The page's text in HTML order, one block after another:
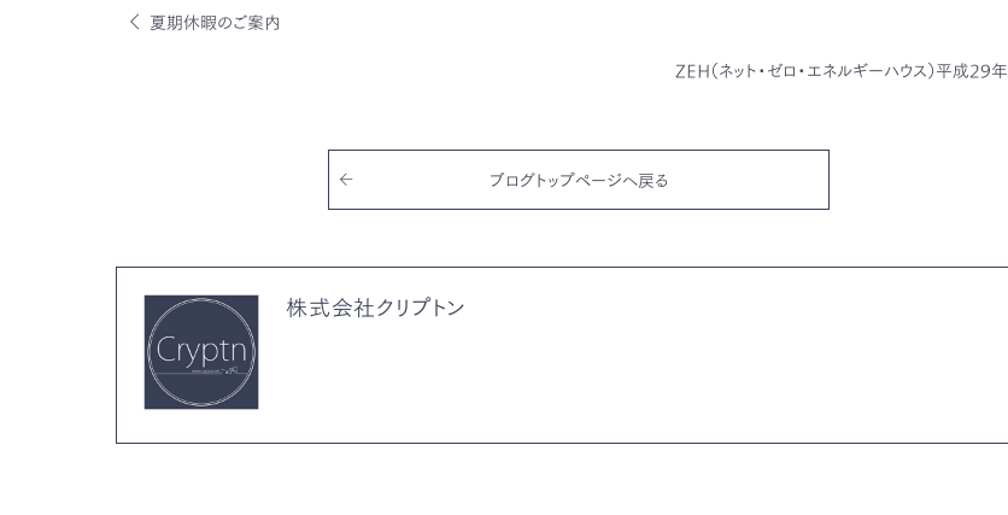
e
夏期休暇のご案内
ZEH（ネット・ゼロ・エネルギーハウス）平成29年
ブログトップページへ戻る
株式会社クリプトン